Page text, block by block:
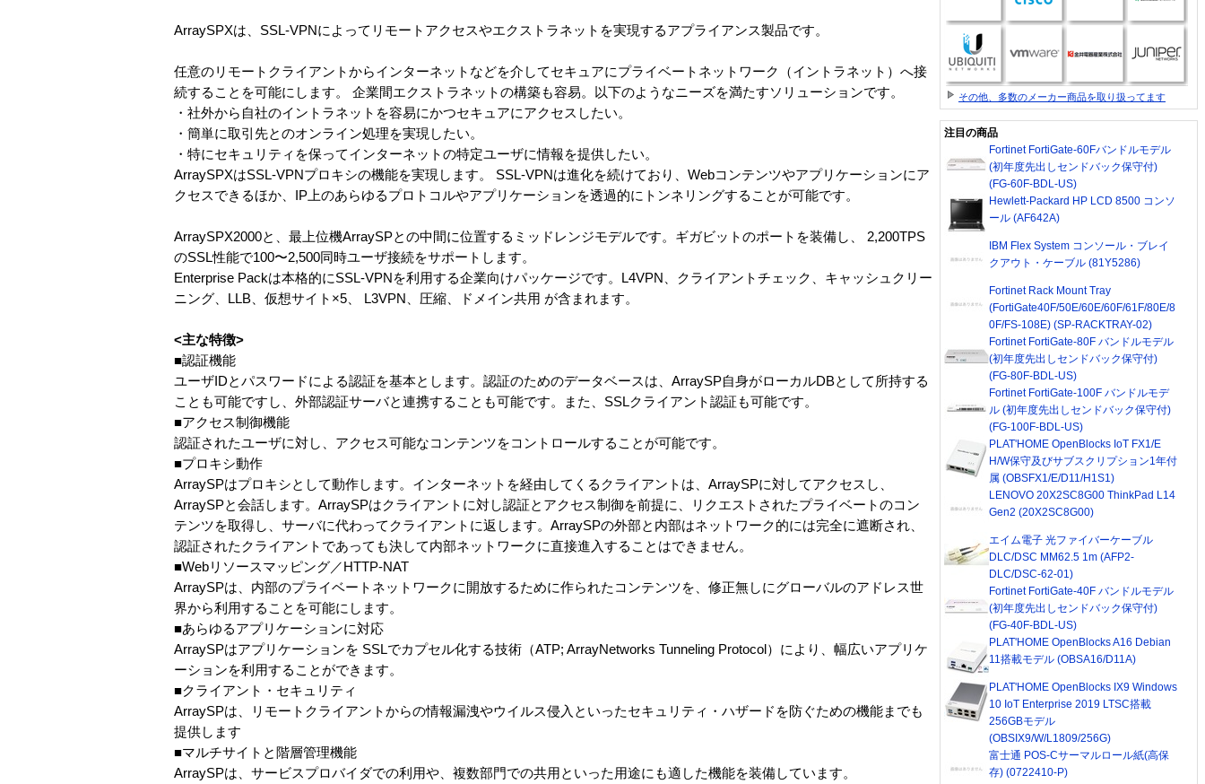
ArraySPXは、SSL-VPNによってリモートアクセスやエクストラネットを実現するアプライアンス製品です。
任意のリモートクライアントからインターネットなどを介してセキュアにプライベートネットワーク（イントラネット）へ接
続することを可能にします。 企業間エクストラネットの構築も容易。以下のようなニーズを満たすソリューションです。
・社外から自社のイントラネットを容易にかつセキュアにアクセスしたい。
・簡単に取引先とのオンライン処理を実現したい。
・特にセキュリティを保ってインターネットの特定ユーザに情報を提供したい。
ArraySPXはSSL-VPNプロキシの機能を実現します。 SSL-VPNは進化を続けており、Webコンテンツやアプリケーションにア
クセスできるほか、IP上のあらゆるプロトコルやアプリケーションを透過的にトンネリングすることが可能です。
ArraySPX2000と、最上位機ArraySPとの中間に位置するミッドレンジモデルです。ギガビットのポートを装備し、 2,200TPS
のSSL性能で100〜2,500同時ユーザ接続をサポートします。
Enterprise Packは本格的にSSL-VPNを利用する企業向けパッケージです。L4VPN、クライアントチェック、キャッシュクリー
ニング、LLB、仮想サイト×5、 L3VPN、圧縮、ドメイン共用 が含まれます。
<主な特徴>
■認証機能
ユーザIDとパスワードによる認証を基本とします。認証のためのデータベースは、ArraySP自身がローカルDBとして所持する
ことも可能ですし、外部認証サーバと連携することも可能です。また、SSLクライアント認証も可能です。
■アクセス制御機能
認証されたユーザに対し、アクセス可能なコンテンツをコントロールすることが可能です。
■プロキシ動作
ArraySPはプロキシとして動作します。インターネットを経由してくるクライアントは、ArraySPに対してアクセスし、
ArraySPと会話します。ArraySPはクライアントに対し認証とアクセス制御を前提に、リクエストされたプライベートのコン
テンツを取得し、サーバに代わってクライアントに返します。ArraySPの外部と内部はネットワーク的には完全に遮断され、
認証されたクライアントであっても決して内部ネットワークに直接進入することはできません。
■Webリソースマッピング／HTTP-NAT
ArraySPは、内部のプライベートネットワークに開放するために作られたコンテンツを、修正無しにグローバルのアドレス世
界から利用することを可能にします。
■あらゆるアプリケーションに対応
ArraySPはアプリケーションを SSLでカプセル化する技術（ATP; ArrayNetworks Tunneling Protocol）により、幅広いアプリケ
ーションを利用することができます。
■クライアント・セキュリティ
ArraySPは、リモートクライアントからの情報漏洩やウイルス侵入といったセキュリティ・ハザードを防ぐための機能までも
提供します
■マルチサイトと階層管理機能
ArraySPは、サービスプロバイダでの利用や、複数部門での共用といった用途にも適した機能を装備しています。
その他、多数のメーカー商品を取り扱ってます
注目の商品
Fortinet FortiGate-60Fバンドルモデル
(初年度先出しセンドバック保守付)
(FG-60F-BDL-US)
Hewlett-Packard HP LCD 8500 コンソ
ール (AF642A)
IBM Flex System コンソール・ブレイ
クアウト・ケーブル (81Y5286)
Fortinet Rack Mount Tray
(FortiGate40F/50E/60E/60F/61F/80E/8
0F/FS-108E) (SP-RACKTRAY-02)
Fortinet FortiGate-80F バンドルモデル
(初年度先出しセンドバック保守付)
(FG-80F-BDL-US)
Fortinet FortiGate-100F バンドルモデ
ル (初年度先出しセンドバック保守付)
(FG-100F-BDL-US)
PLAT'HOME OpenBlocks IoT FX1/E
H/W保守及びサブスクリプション1年付
属 (OBSFX1/E/D11/H1S1)
LENOVO 20X2SC8G00 ThinkPad L14
Gen2 (20X2SC8G00)
エイム電子 光ファイバーケーブル
DLC/DSC MM62.5 1m (AFP2-
DLC/DSC-62-01)
Fortinet FortiGate-40F バンドルモデル
(初年度先出しセンドバック保守付)
(FG-40F-BDL-US)
PLAT'HOME OpenBlocks A16 Debian
11搭載モデル (OBSA16/D11A)
PLAT'HOME OpenBlocks IX9 Windows
10 IoT Enterprise 2019 LTSC搭載
256GBモデル
(OBSIX9/W/L1809/256G)
富士通 POS-Cサーマルロール紙(高保
存) (0722410-P)